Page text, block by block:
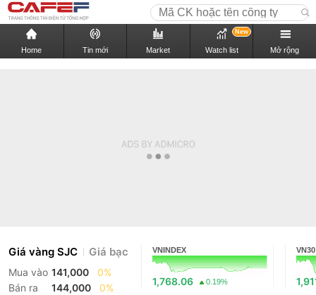
Home Tin mới Market Watch list
New
Mở rộng
Giá vàng SJC Giá bạc
Mua vào 141,000
0%
Bán ra
144,000 0%
VNINDEX
1,768.06 0.19%
VN30